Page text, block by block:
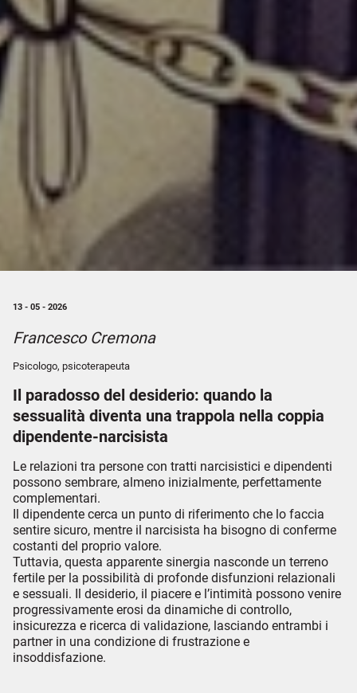
13 - 05 - 2026
Francesco Cremona
Psicologo, psicoterapeuta
Il paradosso del desiderio: quando la
sessualità diventa una trappola nella coppia
dipendente-narcisista
Le relazioni tra persone con tratti narcisistici e dipendenti
possono sembrare, almeno inizialmente, perfettamente
complementari.
Il dipendente cerca un punto di riferimento che lo faccia
sentire sicuro, mentre il narcisista ha bisogno di conferme
costanti del proprio valore.
Tuttavia, questa apparente sinergia nasconde un terreno
fertile per la possibilità di profonde disfunzioni relazionali
e sessuali. Il desiderio, il piacere e l’intimità possono venire
progressivamente erosi da dinamiche di controllo,
insicurezza e ricerca di validazione, lasciando entrambi i
partner in una condizione di frustrazione e
insoddisfazione.